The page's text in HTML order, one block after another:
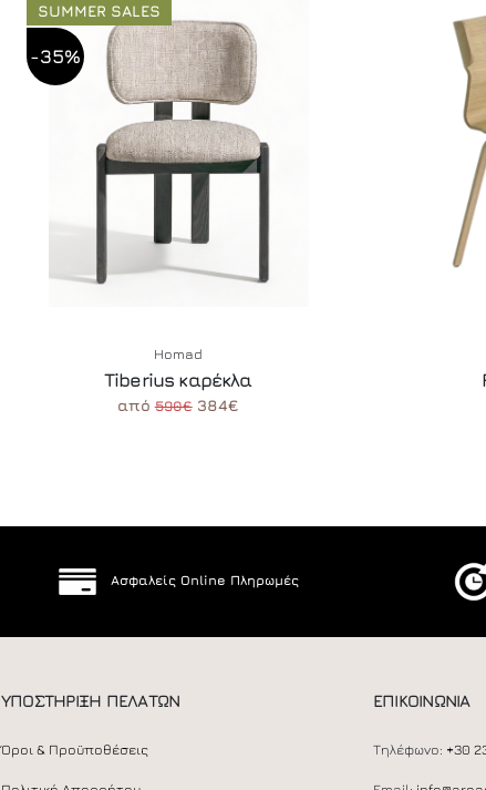
SUMMER SALES
-35%
Homad
Tiberius καρέκλα
από590€384€
Ασφαλείς Online Πληρωμές
ΥΠΟΣΤΗΡΙΞΗ ΠΕΛΑΤΩΝ
Όροι & Προϋποθέσεις
ΕΠΙΚΟΙΝΩΝΙΑ
Τηλέφωνο: +30